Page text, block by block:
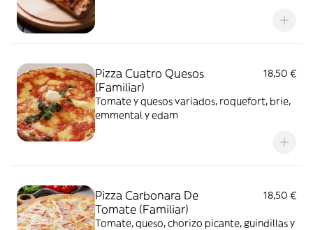
Pizza Cuatro Quesos
(Familiar)
18,50 €
Tomate y quesos variados, roquefort, brie,
emmental y edam
Pizza Carbonara De
Tomate (Familiar)
18,50 €
Tomate, queso, chorizo picante, guindillas y